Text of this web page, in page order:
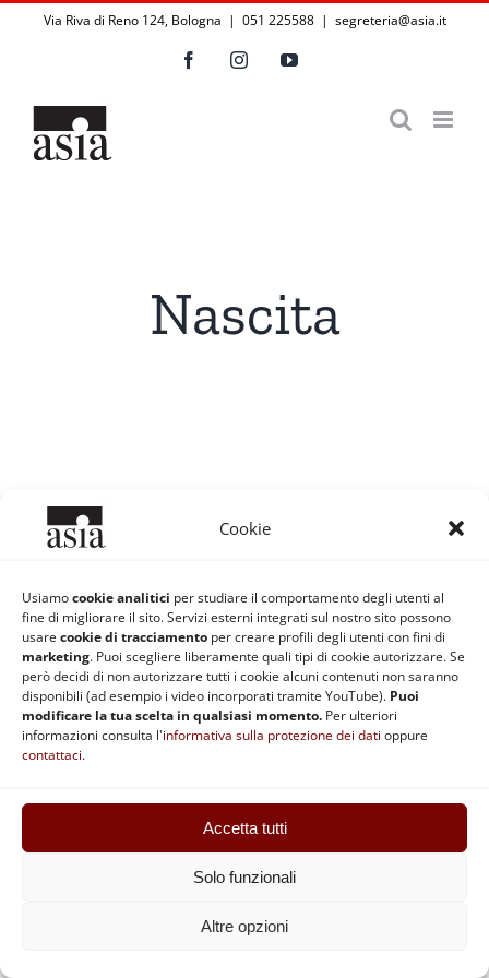
Cookie
Usiamocookie analitici per studiare il comportamento degli utenti al
fine di migliorare il sito. Servizi esterni integrati sul nostro sito possono
usare cookie di tracciamento per creare profili degli utenti con fini di
marketing. Puoi scegliere liberamente quali tipi di cookie autorizzare. Se
però decidi di non autorizzare tutti i cookie alcuni contenuti non saranno
disponibili (ad esempio i video incorporati tramite YouTube). Puoi
modificare la tua scelta in qualsiasi momento. Per ulteriori
informazioni consulta l'informativa sulla protezione dei dati oppure
contattaci.
Accetta tutti
Solo funzionali
Altre opzioni
Via Riva di Reno 124, Bologna | 051 225588 | segreteria@asia.it
FacebookInstagramYouTube
Nascita
ASIA | Codice fiscale: 92037890370 | Partita IVA: 02868511201 |
Statuto |Regolamento|Privacy e Cookie|Safeguarding